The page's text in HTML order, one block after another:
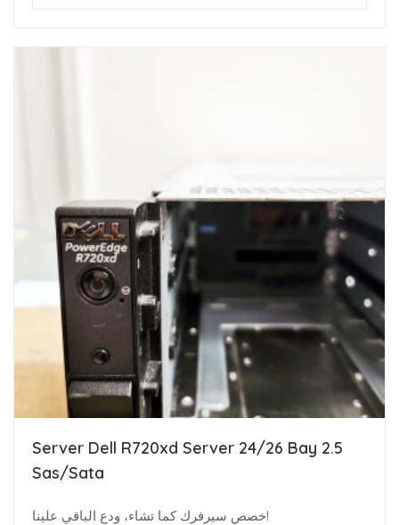
Server Dell R720xd Server 24/26 Bay 2.5
Sas/Sata
خصص سيرفرك كما تشاء، ودع الباقي علينا!